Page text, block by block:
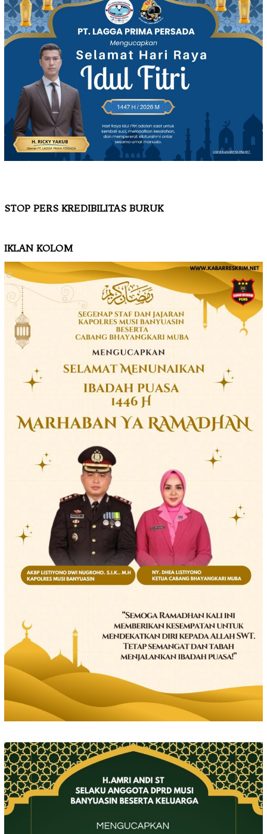
STOP PERS KREDIBILITAS BURUK
IKLAN KOLOM